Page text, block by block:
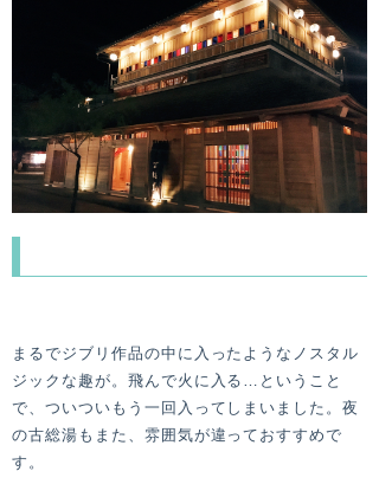
まるでジブリ作品の中に入ったようなノスタル
ジックな趣が。飛んで火に入る…ということ
で、ついついもう一回入ってしまいました。夜
の古総湯もまた、雰囲気が違っておすすめで
す。